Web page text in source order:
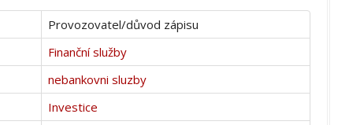
Provozovatel/důvod zápisu
Finanční služby
nebankovni sluzby
Investice